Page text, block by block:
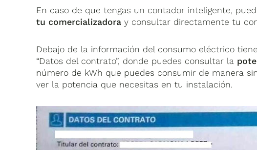
En caso de que tengas un contador inteligente,
tu comercializadora y consultar directamente tu
Debajo de la información del consumo eléctrico
“Datos del contrato”, donde puedes consultar la
número de kWh que puedes consumir de manera
ver la potencia que necesitas en tu instalación.